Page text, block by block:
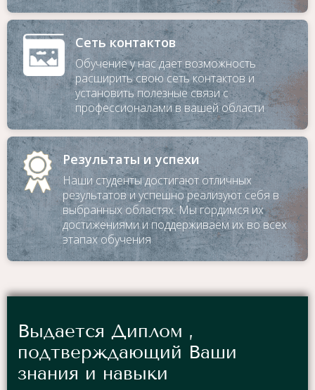
Сеть контактов
Обучение у нас дает возможность
расширить свою сеть контактов и
установить полезные связи с
профессионалами в вашей области
Результаты и успехи
Наши студенты достигают отличных
результатов и успешно реализуют себя в
выбранных областях. Мы гордимся их
достижениями и поддерживаем их во всех
этапах обучения
Выдается Диплом ,
подтверждающий Ваши
знания и навыки